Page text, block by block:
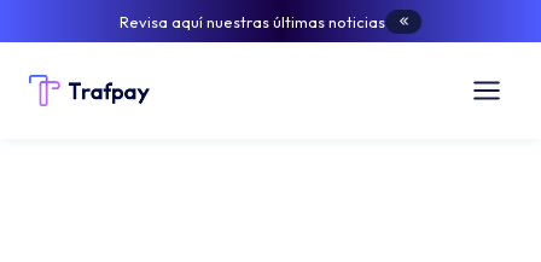
Revisa aquí nuestras últimas noticias